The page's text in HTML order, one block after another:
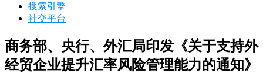
搜索引擎
社交平台
商务部、央行、外汇局印发《关于支持外
经贸企业提升汇率风险管理能力的通知》